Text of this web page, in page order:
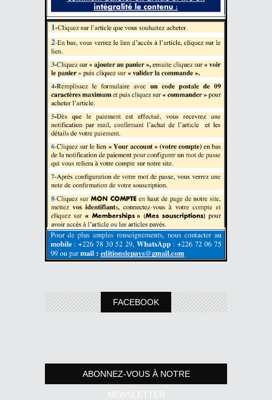
FACEBOOK
ABONNEZ-VOUS À NOTRE
NEWSLETTER